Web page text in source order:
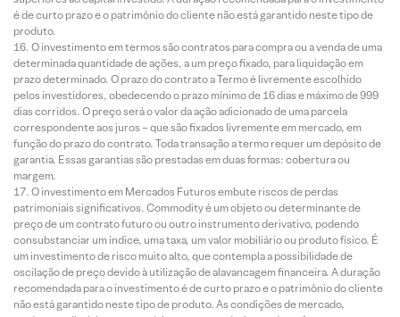
é de curto prazo e o patrimônio do cliente não está garantido neste tipo de
produto.
O investimento em termos são contratos para compra ou a venda de uma
determinada quantidade de ações, a um preço fixado, para liquidação em
prazo determinado. O prazo do contrato a Termo é livremente escolhido
pelos investidores, obedecendo o prazo mínimo de 16 dias e máximo de 999
dias corridos. O preço será o valor da ação adicionado de uma parcela
correspondente aos juros – que são fixados livremente em mercado, em
função do prazo do contrato. Toda transação a termo requer um depósito de
garantia. Essas garantias são prestadas em duas formas: cobertura ou
margem.
O investimento em Mercados Futuros embute riscos de perdas
patrimoniais significativos. Commodity é um objeto ou determinante de
preço de um contrato futuro ou outro instrumento derivativo, podendo
consubstanciar um índice, uma taxa, um valor mobiliário ou produto físico. É
um investimento de risco muito alto, que contempla a possibilidade de
oscilação de preço devido à utilização de alavancagem financeira. A duração
recomendada para o investimento é de curto prazo e o patrimônio do cliente
não está garantido neste tipo de produto. As condições de mercado,